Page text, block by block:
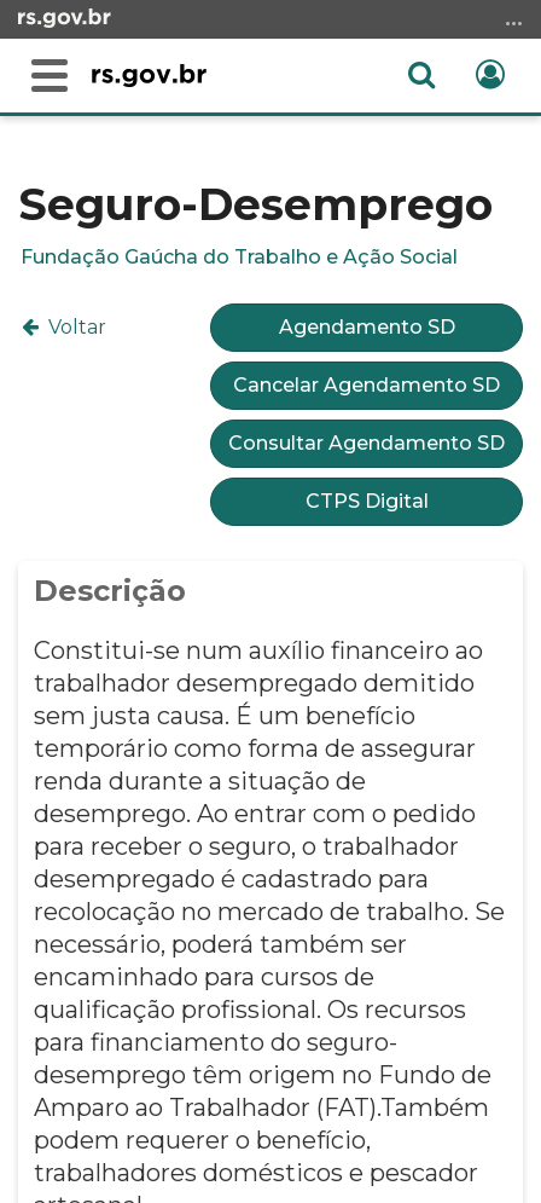
para
conteúdo
menu
busca
Alterna
Abrir
conteúdo
Seguro-Desemprego
Fundação Gaúcha do Trabalho e Ação Social
Voltar Agendamento SD
Cancelar Agendamento SD
Consultar Agendamento SD
CTPS Digital
Descrição
Constitui-se num auxílio financeiro ao
trabalhador desempregado demitido
sem justa causa. É um benefício
temporário como forma de assegurar
renda durante a situação de
desemprego. Ao entrar com o pedido
para receber o seguro, o trabalhador
desempregado é cadastrado para
recolocação no mercado de trabalho. Se
necessário, poderá também ser
encaminhado para cursos de
qualificação profissional. Os recursos
para financiamento do seguro-
desemprego têm origem no Fundo de
Amparo ao Trabalhador (FAT).Também
podem requerer o benefício,
trabalhadores domésticos e pescador